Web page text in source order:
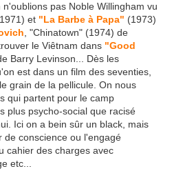
n'oublions pas Noble Willingham vu
et "La Barbe à Papa" (1973)
, "Chinatown" (1974) de
le Viêtnam dans "Good
Barry Levinson... Dès les
est dans un film des seventies,
grain de la pellicule. On nous
qui partent pour le camp
plus psycho-social que racisé
Ici on a bein sûr un black, mais
de conscience ou l'engagé
cahier des charges avec
etc...